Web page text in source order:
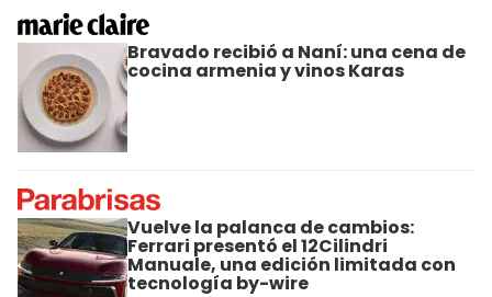
Bravado recibió a Naní: una cena de
cocina armenia y vinos Karas
Vuelve la palanca de cambios:
Ferrari presentó el 12Cilindri
Manuale, una edición limitada con
tecnología by-wire